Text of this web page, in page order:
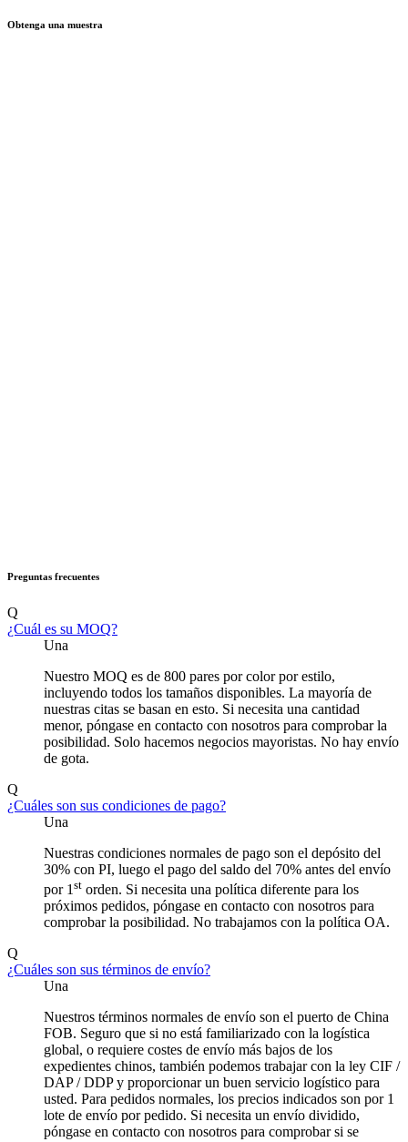
Obtenga una muestra
Preguntas frecuentes
Q
¿Cuál es su MOQ?
Una
Nuestro MOQ es de 800 pares por color por estilo,
incluyendo todos los tamaños disponibles. La mayoría de
nuestras citas se basan en esto. Si necesita una cantidad
menor, póngase en contacto con nosotros para comprobar la
posibilidad. Solo hacemos negocios mayoristas. No hay envío
de gota.
Q
¿Cuáles son sus condiciones de pago?
Una
Nuestras condiciones normales de pago son el depósito del
30% con PI, luego el pago del saldo del 70% antes del envío
por 1 st orden. Si necesita una política diferente para los
próximos pedidos, póngase en contacto con nosotros para
comprobar la posibilidad. No trabajamos con la política OA.
Q
¿Cuáles son sus términos de envío?
Una
Nuestros términos normales de envío son el puerto de China
FOB. Seguro que si no está familiarizado con la logística
global, o requiere costes de envío más bajos de los
expedientes chinos, también podemos trabajar con la ley CIF /
DAP / DDP y proporcionar un buen servicio logístico para
usted. Para pedidos normales, los precios indicados son por 1
lote de envío por pedido. Si necesita un envío dividido,
póngase en contacto con nosotros para comprobar si se